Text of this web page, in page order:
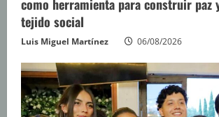
como herramienta para construir paz
tejido social
Luis Miguel Martínez 06/08/2026